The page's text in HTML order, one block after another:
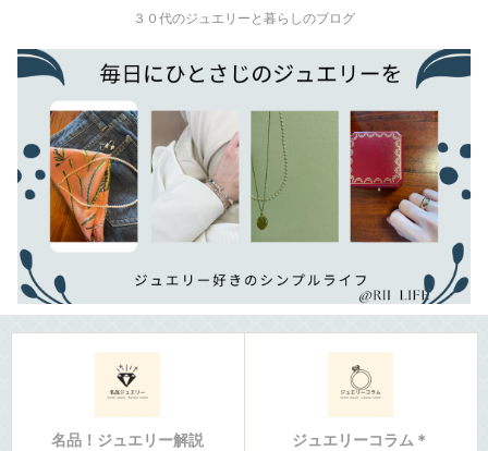
３０代のジュエリーと暮らしのブログ
名品！ジュエリー解説 ジュエリーコラム＊